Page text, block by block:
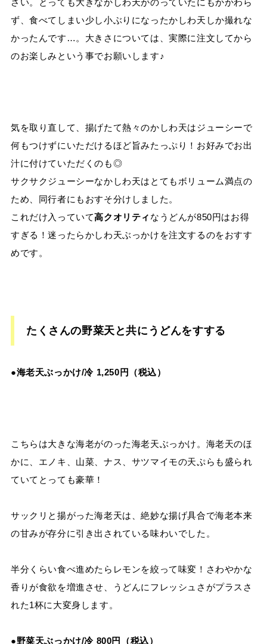
さい。とっても大きなかしわ天がのっていたにもかかわら
ず、食べてしまい少し小ぶりになったかしわ天しか撮れな
かったんです … 。大きさについては、実際に注文してから
のお楽しみという事でお願いします♪
気を取り直して、揚げたて熱々のかしわ天はジューシーで
何もつけずにいただけるほど旨みたっぷり！お好みでお出
汁に付けていただくのも◎
サクサクジューシーなかしわ天はとてもボリューム満点の
ため、同行者にもおすそ分けしました。
これだけ入っていて高クオリティ なうどんが850円はお得
すぎる！迷ったらかしわ天ぶっかけを注文するのをおすす
めです。
たくさんの野菜天と共にうどんをすする
●海老天ぶっかけ/冷 1,250 円（税込）
こちらは大きな海老がのった海老天ぶっかけ。海老天のほ
かに、エノキ、山菜、ナス、サツマイモの天ぷらも盛られ
ていてとっても豪華！
サックリと揚がった海老天は、絶妙な揚げ具合で海老本来
の甘みが存分に引き出されている味わいでした。
半分くらい食べ進めたらレモンを絞って味変！さわやかな
香りが食欲を増進させ、うどんにフレッシュさがプラスさ
れた1杯に大変身します。
●野菜天ぶっかけ/冷 800円（税込）